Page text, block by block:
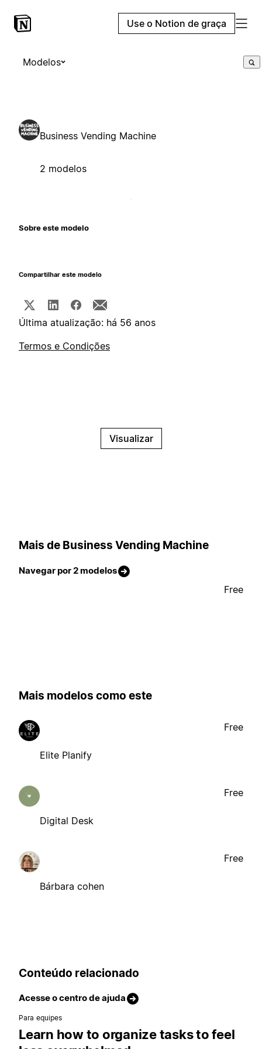
Use o Notion de graça
Modelos
Business Vending Machine
2 modelos
Sobre este modelo
Compartilhar este modelo
Última atualização: há 56 anos
Termos e Condições
Visualizar
Mais de Business Vending Machine
Navegar por 2 modelos
Free
Mais modelos como este
Elite Planify
Free
Digital Desk
Free
Bárbara cohen
Free
Conteúdo relacionado
Acesse o centro de ajuda
Para equipes
Learn how to organize tasks to feel